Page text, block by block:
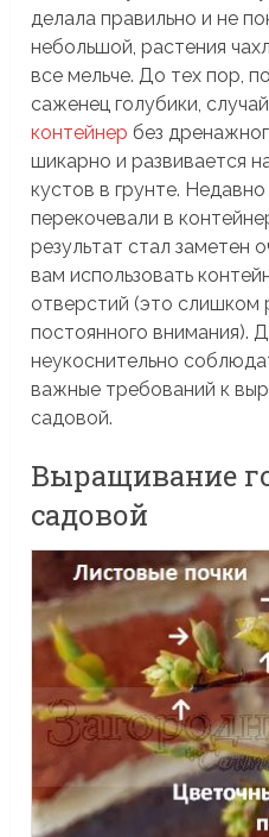
делала правильно и не
небольшой, растения
все мельче. До тех пор,
саженец голубики,
контейнер без
шикарно и развивается
кустов в грунте.
перекочевали в
результат стал заметен
вам использовать
отверстий (это слишком
постоянного внимания).
неукоснительно
важные требований к
садовой.
Выращивание
садовой